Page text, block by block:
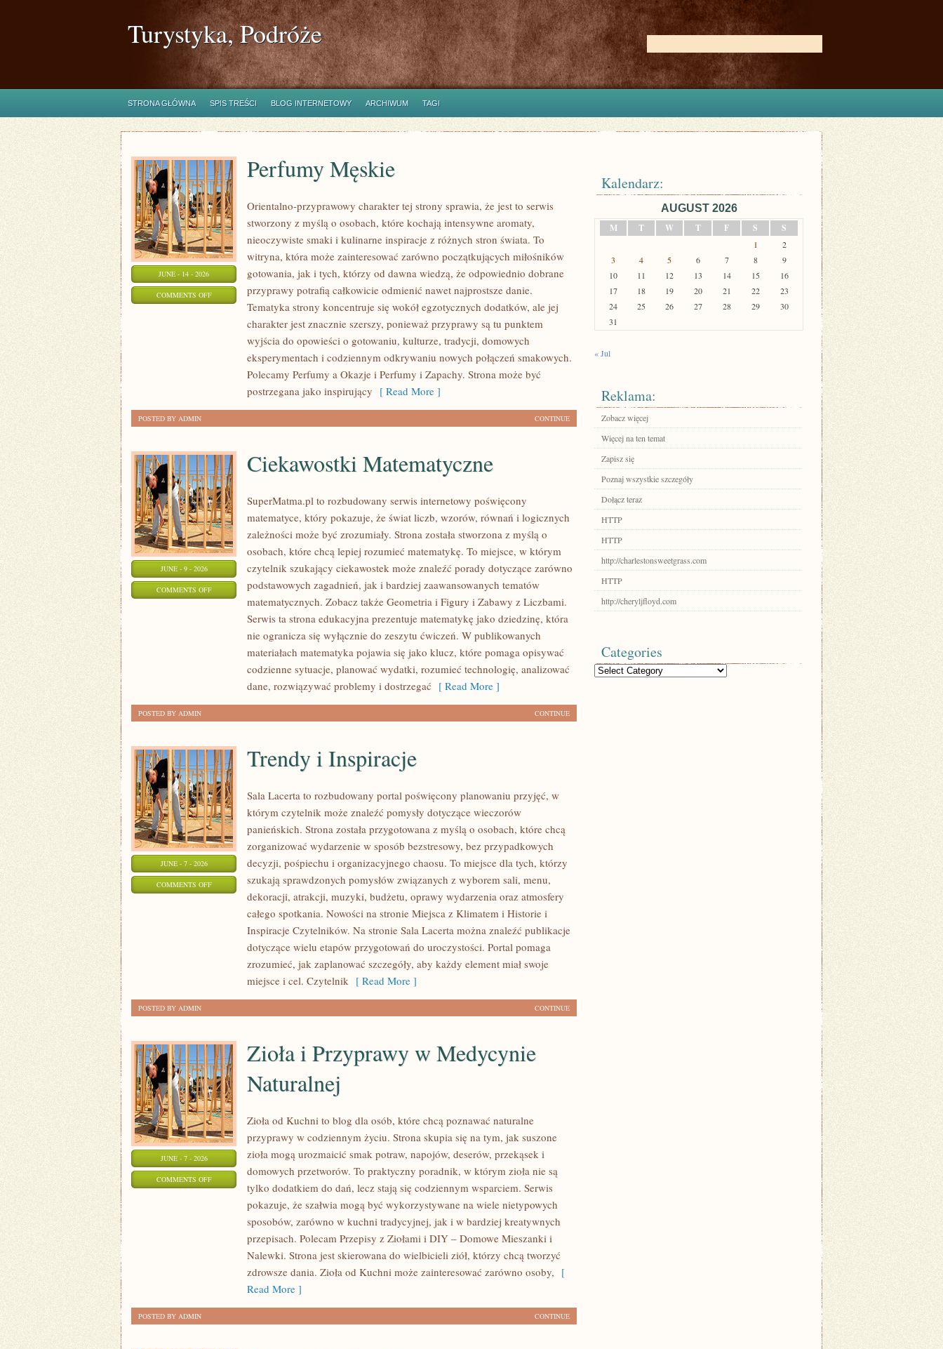
Turystyka, Podróże
STRONA GŁÓWNA SPIS TREŚCI BLOG INTERNETOWY ARCHIWUM TAGI
JUNE - 14 - 2026
COMMENTS OFFON
Perfumy Męskie
Orientalno-przyprawowy charakter tej strony sprawia, że jest to serwis
stworzony z myślą o osobach, które kochają intensywne aromaty,
nieoczywiste smaki i kulinarne inspiracje z różnych stron świata. To
witryna, która może zainteresować zarówno początkujących miłośników
gotowania, jak i tych, którzy od dawna wiedzą, że odpowiednio dobrane
przyprawy potrafią całkowicie odmienić nawet najprostsze danie.
Tematyka strony koncentruje się wokół egzotycznych dodatków, ale jej
charakter jest znacznie szerszy, ponieważ przyprawy są tu punktem
wyjścia do opowieści o gotowaniu, kulturze, tradycji, domowych
eksperymentach i codziennym odkrywaniu nowych połączeń smakowych.
Polecamy Perfumy a Okazje i Perfumy i Zapachy. Strona może być
postrzegana jako inspirujący [ Read More ]
CONTINUE
POSTED BY ADMIN
JUNE - 9 - 2026
COMMENTS OFFON
CIEKAWOSTKI
MATEMATYCZNE
Ciekawostki Matematyczne
SuperMatma.pl to rozbudowany serwis internetowy poświęcony
matematyce, który pokazuje, że świat liczb, wzorów, równań i logicznych
zależności może być zrozumiały. Strona została stworzona z myślą o
osobach, które chcą lepiej rozumieć matematykę. To miejsce, w którym
czytelnik szukający ciekawostek może znaleźć porady dotyczące zarówno
podstawowych zagadnień, jak i bardziej zaawansowanych tematów
matematycznych. Zobacz także Geometria i Figury i Zabawy z Liczbami.
Serwis ta strona edukacyjna prezentuje matematykę jako dziedzinę, która
nie ogranicza się wyłącznie do zeszytu ćwiczeń. W publikowanych
materiałach matematyka pojawia się jako klucz, które pomaga opisywać
codzienne sytuacje, planować wydatki, rozumieć technologię, analizować
dane, rozwiązywać problemy i dostrzegać [ Read More ]
CONTINUE
POSTED BY ADMIN
JUNE - 7 - 2026
COMMENTS OFFON
INSPIRACJE
Trendy i Inspiracje
Sala Lacerta to rozbudowany portal poświęcony planowaniu przyjęć, w
którym czytelnik może znaleźć pomysły dotyczące wieczorów
panieńskich. Strona została przygotowana z myślą o osobach, które chcą
zorganizować wydarzenie w sposób bezstresowy, bez przypadkowych
decyzji, pośpiechu i organizacyjnego chaosu. To miejsce dla tych, którzy
szukają sprawdzonych pomysłów związanych z wyborem sali, menu,
dekoracji, atrakcji, muzyki, budżetu, oprawy wydarzenia oraz atmosfery
całego spotkania. Nowości na stronie Miejsca z Klimatem i Historie i
Inspiracje Czytelników. Na stronie Sala Lacerta można znaleźć publikacje
dotyczące wielu etapów przygotowań do uroczystości. Portal pomaga
zrozumieć, jak zaplanować szczegóły, aby każdy element miał swoje
miejsce i cel. Czytelnik [ Read More ]
CONTINUE
POSTED BY ADMIN
JUNE - 7 - 2026
COMMENTS OFFON
NATURALNEJ
Zioła i Przyprawy w Medycynie
Naturalnej
Zioła od Kuchni to blog dla osób, które chcą poznawać naturalne
przyprawy w codziennym życiu. Strona skupia się na tym, jak suszone
zioła mogą urozmaicić smak potraw, napojów, deserów, przekąsek i
domowych przetworów. To praktyczny poradnik, w którym zioła nie są
tylko dodatkiem do dań, lecz stają się codziennym wsparciem. Serwis
pokazuje, że szałwia mogą być wykorzystywane na wiele nietypowych
sposobów, zarówno w kuchni tradycyjnej, jak i w bardziej kreatywnych
przepisach. Polecam Przepisy z Ziołami i DIY – Domowe Mieszanki i
Nalewki. Strona jest skierowana do wielbicieli ziół, którzy chcą tworzyć
zdrowsze dania. Zioła od Kuchni może zainteresować zarówno osoby, [
Read More ]
CONTINUE
POSTED BY ADMIN
Kalendarz:
AUGUST 2026
M
T W T F S S
1
2
3
4 5 6 7 8
9
10
11 12 13 14 15
16
17
18 19 20 21 22
23
24
25 26 27 28 29
30
31
« Jul
Reklama:
Zobacz więcej
Więcej na ten temat
Zapisz się
Poznaj wszystkie szczegóły
Dołącz teraz
HTTP
HTTP
http://charlestonsweetgrass.com
HTTP
http://cheryljfloyd.com
Categories
Categories